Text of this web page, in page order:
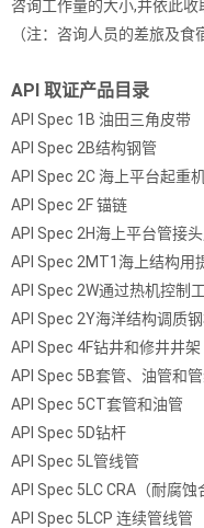
咨询工作量的大小,并依此收
（注：咨询人员的差旅及食
API 取证产品目录
API Spec 1B 油田三角皮带
API Spec 2B结构钢管
API Spec 2C 海上平台起重
API Spec 2F 锚链
API Spec 2H海上平台管接
API Spec 2MT1海上结构用
API Spec 2W通过热机控制
API Spec 2Y海洋结构调质
API Spec 4F钻井和修井井架
API Spec 5B套管、油管和
API Spec 5CT套管和油管
API Spec 5D钻杆
API Spec 5L管线管
API Spec 5LC CRA（耐腐蚀
API Spec 5LCP 连续管线管